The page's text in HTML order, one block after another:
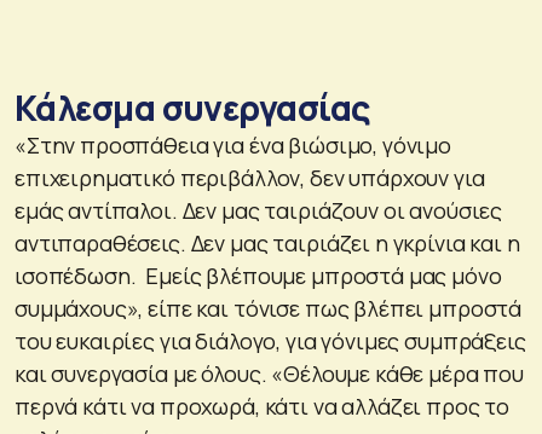
Κάλεσμα συνεργασίας
«Στην προσπάθεια για ένα βιώσιμο, γόνιμο
επιχειρηματικό περιβάλλον, δεν υπάρχουν για
εμάς αντίπαλοι. Δεν μας ταιριάζουν οι ανούσιες
αντιπαραθέσεις. Δεν μας ταιριάζει η γκρίνια και η
ισοπέδωση. Εμείς βλέπουμε μπροστά μας μόνο
συμμάχους», είπε και τόνισε πως βλέπει μπροστά
του ευκαιρίες για διάλογο, για γόνιμες συμπράξεις
και συνεργασία με όλους. «Θέλουμε κάθε μέρα που
περνά κάτι να προχωρά, κάτι να αλλάζει προς το